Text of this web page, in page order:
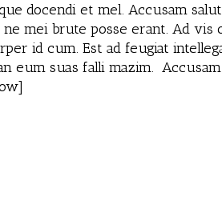
docendi et mel. Accusam
mei brute posse erant. Ad vis
id cum. Est ad feugiat
eum suas falli mazim.